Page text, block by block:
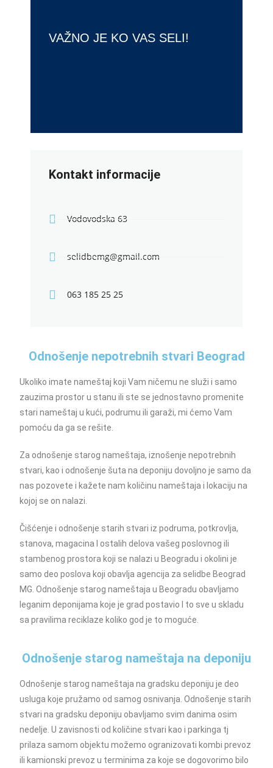
VAŽNO JE KO VAS SELI!
Kontakt informacije
Vodovodska 63
selidbemg@gmail.com
063 185 25 25
Odnošenje nepotrebnih stvari Beograd
Ukoliko imate nameštaj koji Vam ničemu ne služi i samo
zauzima prostor u stanu ili ste se jednostavno promenite
stari nameštaj u kući, podrumu ili garaži, mi ćemo Vam
pomoću da ga se rešite.
Za odnošenje starog nameštaja, iznošenje nepotrebnih
stvari, kao i odnošenje šuta na deponiju dovoljno je samo da
nas pozovete i kažete nam količinu nameštaja i lokaciju na
kojoj se on nalazi.
Čišćenje i odnošenje starih stvari iz podruma, potkrovlja,
stanova, magacina I ostalih delova vašeg poslovnog ili
stambenog prostora koji se nalazi u Beogradu i okolini je
samo deo poslova koji obavlja agencija za selidbe Beograd
MG. Odnošenje starog nameštaja u Beogradu obavljamo
leganim deponijama koje je grad postavio I to sve u skladu
sa pravilima reciklaze koliko god je to moguće.
Odnošenje starog nameštaja na deponiju
Odnošenje starog nameštaja na gradsku deponiju je deo
usluga koje pružamo od samog osnivanja. Odnošenje starih
stvari na gradsku deponiju obavljamo svim danima osim
nedelje. U zavisnosti od količine stvari kao i parkinga tj
prilaza samom objektu možemo ogranizovati kombi prevoz
ili kamionski prevoz u terminima za koje se dogovorimo bilo